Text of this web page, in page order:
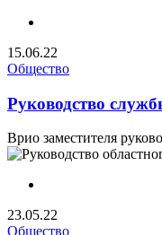
15.06.22
Общество
Руководство
Врио заместителя
23.05.22
Общество